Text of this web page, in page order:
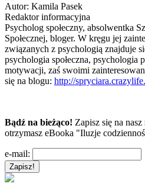
Autor: Kamila Pasek
Redaktor informacyjna
Psycholog społeczny, absolwentka
Społecznej, bloger. W kręgu jej
związanych z psychologią znajduje
psychologia społeczna, psychologia
motywacji, zaś swoimi
się na blogu: http://
Bądź na bieżąco! Zapisz się na
otrzymasz eBooka "Iluzje
e-mail: